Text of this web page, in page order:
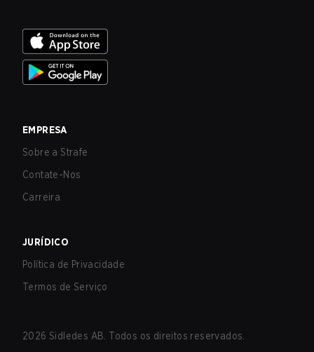
EMPRESA
Sobre a Strafe
Contate-Nos
Carreira
JURÍDICO
Política de Privacidade
Termos de Serviço
2026 Sidledes AB. Todos os direitos reservados.